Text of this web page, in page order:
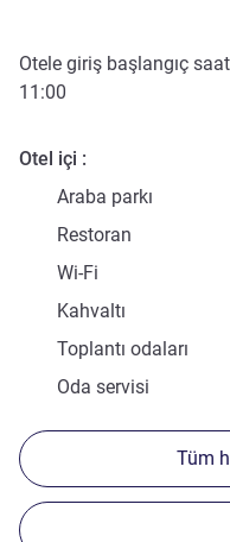
Otele giriş başlangıç
11:00
Otel içi
Araba parkı
Restoran
Wi-Fi
Kahvaltı
Toplantı odaları
Oda servisi
Tüm